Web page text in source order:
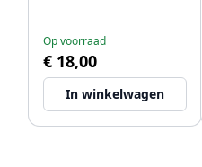
32
Op voorraad
€ 18,00
In winkelwagen